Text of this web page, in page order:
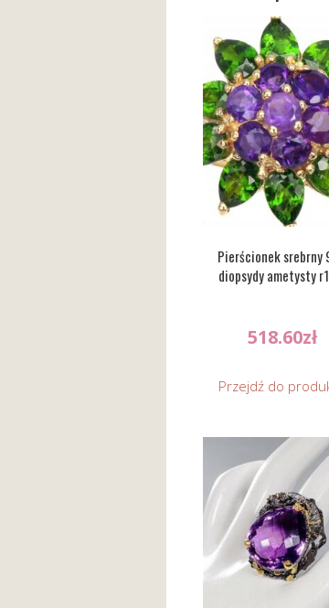
Pierścionek srebrny
diopsydy ametysty
518.60zł
Przejdź do